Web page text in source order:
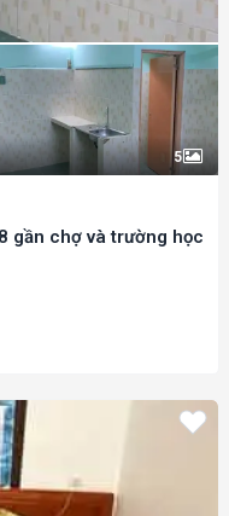
5
gần chợ và trường học